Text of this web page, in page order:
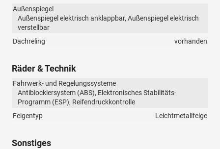
Außenspiegel
Außenspiegel elektrisch anklappbar, Außenspiegel elektrisch
verstellbar
Dachreling
vorhanden
Räder & Technik
Fahrwerk- und Regelungssysteme
Antiblockiersystem (ABS), Elektronisches Stabilitäts-
Programm (ESP), Reifendruckkontrolle
Felgentyp
Leichtmetallfelge
Sonstiges